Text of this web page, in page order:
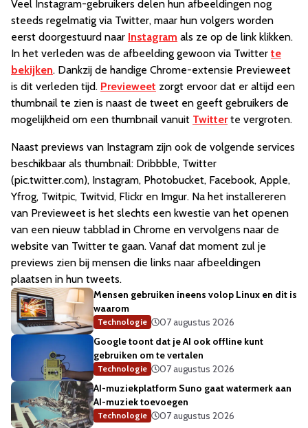
Veel Instagram-gebruikers delen hun afbeeldingen nog
steeds regelmatig via Twitter, maar hun volgers worden
eerst doorgestuurd naar Instagram als ze op de link klikken.
In het verleden was de afbeelding gewoon via Twitter te
bekijken. Dankzij de handige Chrome-extensie Previeweet
is dit verleden tijd. Previeweet zorgt ervoor dat er altijd een
thumbnail te zien is naast de tweet en geeft gebruikers de
mogelijkheid om een thumbnail vanuit Twitterte vergroten.
Naast previews van Instagram zijn ook de volgende services
beschikbaar als thumbnail: Dribbble, Twitter
(pic.twitter.com), Instagram, Photobucket, Facebook, Apple,
Yfrog, Twitpic, Twitvid, Flickr en Imgur. Na het installereren
van Previeweet is het slechts een kwestie van het openen
van een nieuw tabblad in Chrome en vervolgens naar de
website van Twitter te gaan. Vanaf dat moment zul je
previews zien bij mensen die links naar afbeeldingen
plaatsen in hun tweets.
Mensen gebruiken ineens volop Linux en dit is
waarom
Technologie
07 augustus 2026
Google toont dat je AI ook offline kunt
gebruiken om te vertalen
Technologie
07 augustus 2026
AI-muziekplatform Suno gaat watermerk aan
AI-muziek toevoegen
Technologie
07 augustus 2026